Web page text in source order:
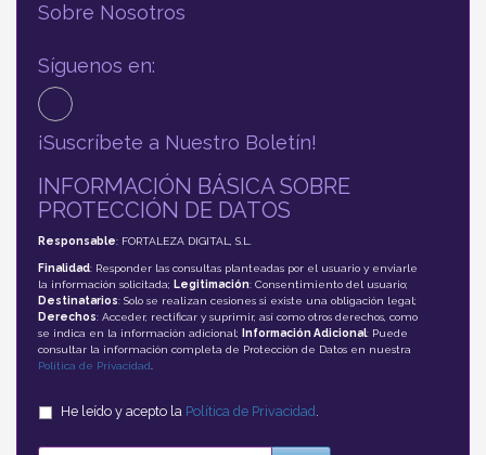
Sobre Nosotros
Síguenos en:
¡Suscríbete a Nuestro Boletín!
INFORMACIÓN BÁSICA SOBRE
PROTECCIÓN DE DATOS
Responsable: FORTALEZA DIGITAL, S.L.
Finalidad: Responder las consultas planteadas por el usuario y enviarle
la información solicitada; Legitimación: Consentimiento del usuario;
Destinatarios: Solo se realizan cesiones si existe una obligación legal;
Derechos: Acceder, rectificar y suprimir, así como otros derechos, como
se indica en la información adicional;
Información Adicional: Puede
consultar la información completa de Protección de Datos en nuestra
Política de Privacidad
He leído y acepto la Política de Privacidad .